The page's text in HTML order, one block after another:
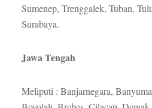
Sumenep, Trenggalek, Tuban,
Surabaya.
Jawa Tengah
Meliputi : Banjarnegara,